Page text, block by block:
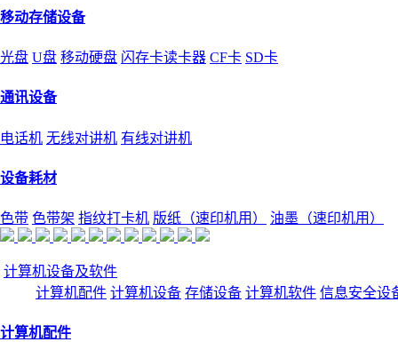
移动存储设备
光盘 U盘 移动硬盘 闪存卡读卡器 CF卡 SD卡
通讯设备
电话机 无线对讲机 有线对讲机
设备耗材
色带 色带架 指纹打卡机 版纸（速印机用） 油墨（速印机用）
计算机设备及软件
计算机配件 计算机设备 存储设备 计算机软件 信息安全设
计算机配件